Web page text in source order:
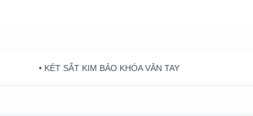
• KÉT SẮT KIM BẢO KHÓA VÂN TAY